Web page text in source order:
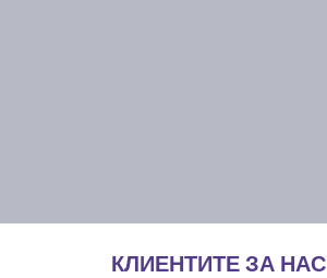
КЛИЕНТИТЕ ЗА НАС